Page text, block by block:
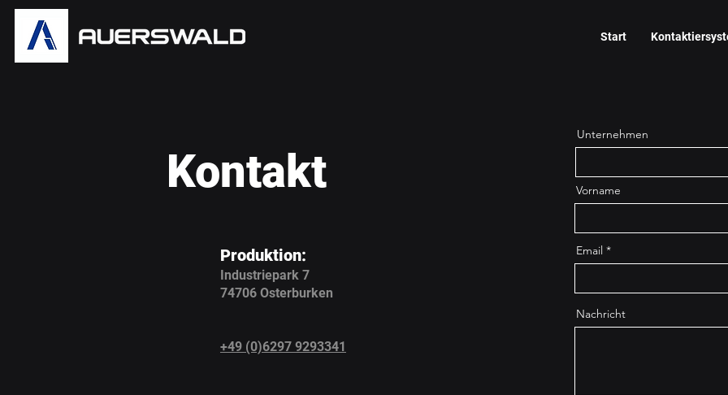
Start
Kontakt
Produktion:
Industriepark 7
74706 Osterburken
+49 (0)6297 9293341
Unternehmen
Vorname
Email
Nachricht